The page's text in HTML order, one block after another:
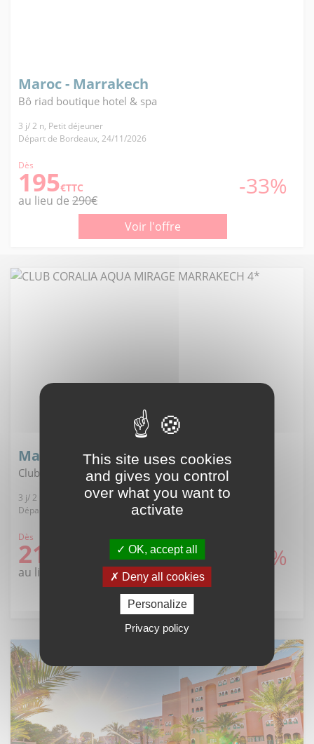
Maroc - Marrakech
Bô riad boutique hotel & spa
3 j/ 2 n, Petit déjeuner
Départ de Bordeaux, 24/11/2026
Dès
195€TTC -33%
au lieu de 290€
Voir l'offre
Maroc - Marrakech
Club coralia aqua mirage marrakech 4*
3 j/ 2 n, All inclusive
Départ de Barcelone, 03/11/2026
Dès
212 -34%
au lieu de
Voir l'offre
This site uses cookies
and gives you control
over what you want to
activate
OK, accept all
Deny all cookies
Personalize
Privacy policy